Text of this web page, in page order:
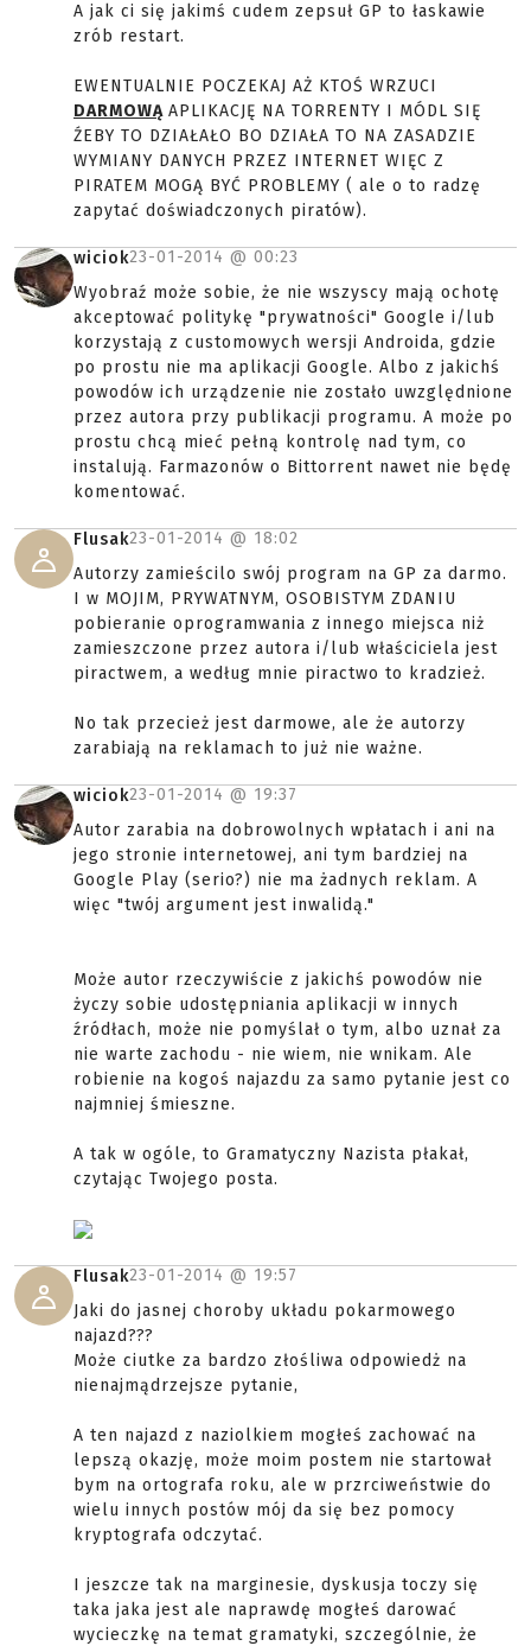
A jak ci się jakimś cudem zepsuł GP to łaskawie
zrób restart.
EWENTUALNIE POCZEKAJ AŻ KTOŚ WRZUCI
DARMOWĄ APLIKACJĘ NA TORRENTY I MÓDL SIĘ
ŹEBY TO DZIAŁAŁO BO DZIAŁA TO NA ZASADZIE
WYMIANY DANYCH PRZEZ INTERNET WIĘC Z
PIRATEM MOGĄ BYĆ PROBLEMY ( ale o to radzę
zapytać doświadczonych piratów).
wiciok23-01-2014 @ 00:23
Wyobraź może sobie, że nie wszyscy mają ochotę
akceptować politykę "prywatności" Google i/lub
korzystają z customowych wersji Androida, gdzie
po prostu nie ma aplikacji Google. Albo z jakichś
powodów ich urządzenie nie zostało uwzględnione
przez autora przy publikacji programu. A może po
prostu chcą mieć pełną kontrolę nad tym, co
instalują. Farmazonów o Bittorrent nawet nie będę
komentować.
Flusak23-01-2014 @ 18:02
Autorzy zamieścilo swój program na GP za darmo.
I w MOJIM, PRYWATNYM, OSOBISTYM ZDANIU
pobieranie oprogramwania z innego miejsca niż
zamieszczone przez autora i/lub właściciela jest
piractwem, a według mnie piractwo to kradzież.
No tak przecież jest darmowe, ale że autorzy
zarabiają na reklamach to już nie ważne.
wiciok23-01-2014 @ 19:37
Autor zarabia na dobrowolnych wpłatach i ani na
jego stronie internetowej, ani tym bardziej na
Google Play (serio?) nie ma żadnych reklam. A
więc "twój argument jest inwalidą."
Może autor rzeczywiście z jakichś powodów nie
życzy sobie udostępniania aplikacji w innych
źródłach, może nie pomyślał o tym, albo uznał za
nie warte zachodu - nie wiem, nie wnikam. Ale
robienie na kogoś najazdu za samo pytanie jest co
najmniej śmieszne.
A tak w ogóle, to Gramatyczny Nazista płakał,
czytając Twojego posta.
Flusak23-01-2014 @ 19:57
Jaki do jasnej choroby układu pokarmowego
najazd???
Może ciutke za bardzo złośliwa odpowiedż na
nienajmądrzejsze pytanie,
A ten najazd z naziolkiem mogłeś zachować na
lepszą okazję, może moim postem nie startował
bym na ortografa roku, ale w przrciweństwie do
wielu innych postów mój da się bez pomocy
kryptografa odczytać.
I jeszcze tak na marginesie, dyskusja toczy się
taka jaka jest ale naprawdę mogłeś darować
wycieczkę na temat gramatyki, szczególnie, że